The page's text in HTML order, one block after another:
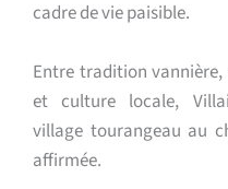
cadre de vie paisible.
Entre tradition
et culture locale,
village tourangeau au
affirmée.